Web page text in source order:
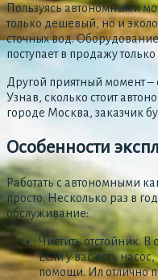
Пользуясь автономными
только дешевый, но и
сточных вод.
поступает в продажу
Другой приятный момент –
Узнав, сколько стоит
городе Москва, заказчик
Особенности
Работать с автономными
просто. Несколько раз в
обслуживание:
Чистить отстойник.
Если у вас есть
помощи. Ил отлично